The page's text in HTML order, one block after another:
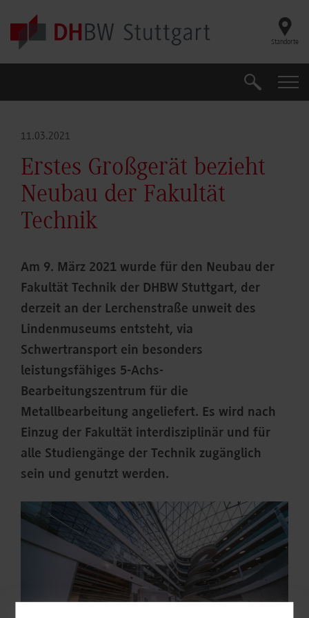
Skip to main content
Standorte
Suche
11.03.2021
Erstes Großgerät bezieht
Neubau der Fakultät
Technik
Am 9. März 2021 wurde für den Neubau der
Fakultät Technik der DHBW Stuttgart, der
derzeit an der Lerchenstraße unweit des
Lindenmuseums entsteht, via
Schwertransport ein besonders
leistungsfähiges 5-Achs-
Bearbeitungszentrum für die
Metallbearbeitung angeliefert. Es wird nach
Einzug der Fakultät interdisziplinär und für
alle Studiengänge der Technik zugänglich
sein und genutzt werden.